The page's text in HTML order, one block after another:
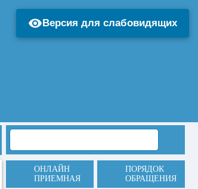
ОНЛАЙН
ПРИЕМНАЯ
ПОРЯДОК
ОБРАЩЕНИЯ
Версия для слабовидящих